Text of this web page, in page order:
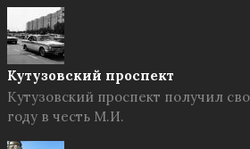
Кутузовский проспект
Кутузовский проспект получил
году в честь М.И.